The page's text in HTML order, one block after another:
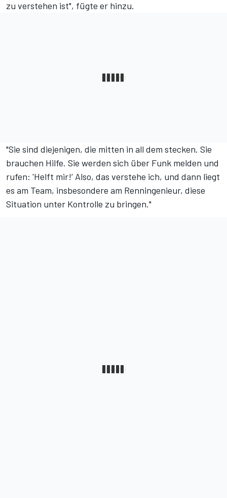
zu verstehen ist", fügte er hinzu.
"Sie sind diejenigen, die mitten in all dem stecken. Sie
brauchen Hilfe. Sie werden sich über Funk melden und
rufen: 'Helft mir!‘ Also, das verstehe ich, und dann liegt
es am Team, insbesondere am Renningenieur, diese
Situation unter Kontrolle zu bringen."